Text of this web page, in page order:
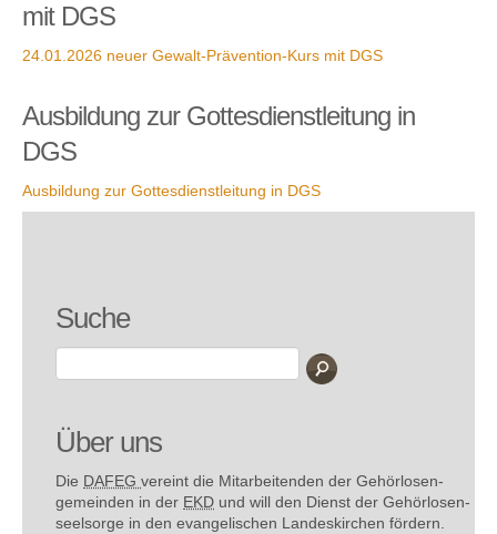
mit DGS
24.01.2026 neuer Gewalt-Prävention-Kurs mit DGS
Ausbildung zur Gottesdienstleitung in
DGS
Ausbildung zur Gottesdienstleitung in DGS
Suche
Über uns
Die DAFEG vereint die Mitarbeitenden der Gehör­losen­
gemeinden in der EKD und will den Dienst der Gehör­losen­
seel­sorge in den evange­lischen Landes­kirchen fördern.